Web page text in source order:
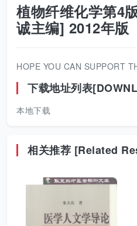
植物纤维化学第4
诚主编] 2012年版
HOPE YOU CAN SUPPORT
下载地址列表
本地下载
相关推荐 [Related